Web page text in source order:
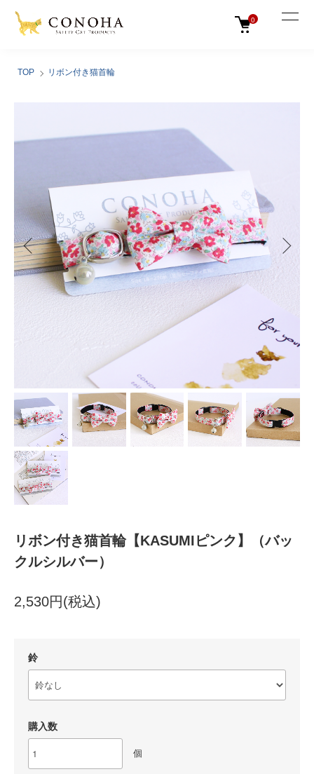
0
TOP リボン付き猫首輪
リボン付き猫首輪【KASUMIピンク】（バッ
クルシルバー）
2,530円(税込)
鈴
購入数
個